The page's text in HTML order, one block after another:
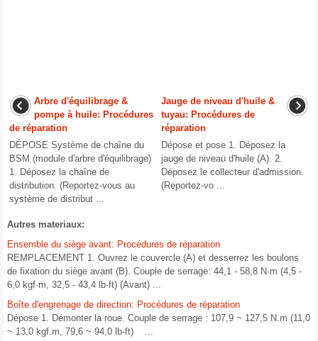
Arbre d'équilibrage &
pompe à huile: Procédures
de réparation
DÉPOSE Système de chaîne du
BSM (module d'arbre d'équilibrage)
1. Déposez la chaîne de
distribution. (Reportez-vous au
système de distribut ...
Jauge de niveau d'huile &
tuyau: Procédures de
réparation
Dépose et pose 1. Déposez la
jauge de niveau d'huile (A). 2.
Déposez le collecteur d'admission.
(Reportez-vo ...
Autres materiaux:
Ensemble du siège avant: Procédures de réparation
REMPLACEMENT 1. Ouvrez le couvercle (A) et desserrez les boulons
de fixation du siège avant (B). Couple de serrage: 44,1 - 58,8 N·m (4,5 -
6,0 kgf·m, 32,5 - 43,4 lb·ft) (Avant) ...
Boîte d'engrenage de direction: Procédures de réparation
Dépose 1. Démonter la roue. Couple de serrage : 107,9 ~ 127,5 N.m (11,0
~ 13,0 kgf.m, 79,6 ~ 94,0 lb-ft) ...